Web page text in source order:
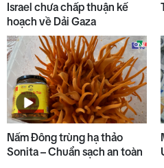
Israel chưa chấp thuận kế
hoạch về Dải Gaza
Nấm Đông trùng hạ thảo
Sonita – Chuẩn sạch an toàn